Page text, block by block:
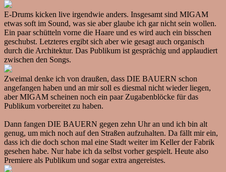
E-Drums kicken live irgendwie anders. Insgesamt sind MIGAM
etwas soft im Sound, was sie aber glaube ich gar nicht sein wollen.
Ein paar schütteln vorne die Haare und es wird auch ein bisschen
geschubst. Letzteres ergibt sich aber wie gesagt auch organisch
durch die Architektur. Das Publikum ist gesprächig und applaudiert
zwischen den Songs.
Zweimal denke ich von draußen, dass DIE BAUERN schon
angefangen haben und an mir soll es diesmal nicht wieder liegen,
aber MIGAM scheinen noch ein paar Zugabenblöcke für das
Publikum vorbereitet zu haben.
Dann fangen DIE BAUERN gegen zehn Uhr an und ich bin alt
genug, um mich noch auf den Straßen aufzuhalten. Da fällt mir ein,
dass ich die doch schon mal eine Stadt weiter im Keller der Fabrik
gesehen habe. Nur habe ich da selbst vorher gespielt. Heute also
Premiere als Publikum und sogar extra angereistes.